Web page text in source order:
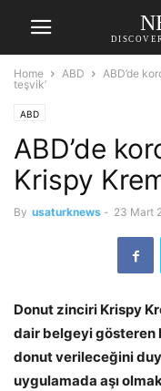
Home ABD
ABD’de
teşvik’
ABD
ABD’de
Krispy
By usaturknews - 23 Mart
Donut zinciri Krispy
dair belgeyi gösteren
donut verileceğini
uygulamada aşı